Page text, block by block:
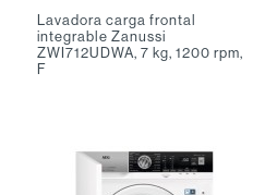
Lavadora carga frontal
integrable Zanussi
ZWI712UDWA, 7 kg, 1200 rpm,
F